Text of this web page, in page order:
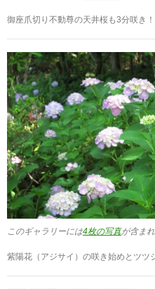
御座爪切り不動尊の天井桜も3分咲き！
このギャラリーには4枚の写真が含まれ
紫陽花（アジサイ）の咲き始めとツツ